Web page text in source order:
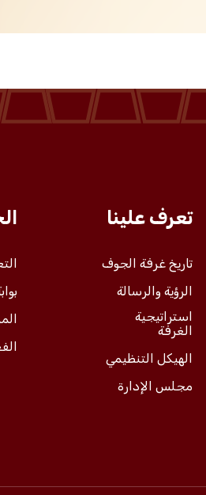
تعرف علينا
تاريخ غرفة الجوف
الرؤية والرسالة
استراتيجية
الغرفة
الهيكل التنظيمي
مجلس الإدارة